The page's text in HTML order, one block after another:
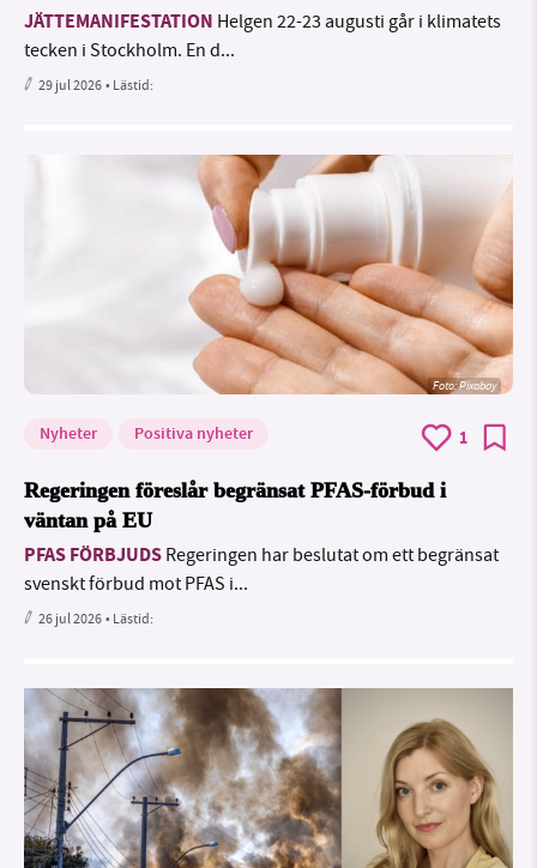
JÄTTEMANIFESTATION Helgen 22-23 augusti går i klimatets
tecken i Stockholm. En d...
29 jul 2026• Lästid:
Foto:Pixabay
Nyheter Positiva nyheter 1
Regeringen föreslår begränsat PFAS-förbud i
väntan på EU
PFAS FÖRBJUDS Regeringen har beslutat om ett begränsat
svenskt förbud mot PFAS i...
26 jul 2026• Lästid: